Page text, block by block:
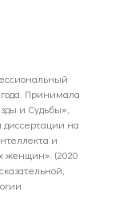
года. Принимала
и Судьбы»,
диссертации на
и
женщин». (2020